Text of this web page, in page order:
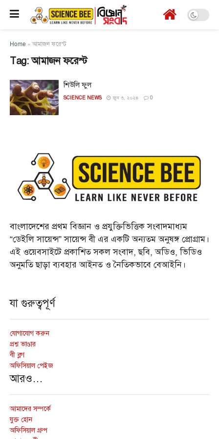
Home »আমাজন ফরেস্ট
Tag:আমাজন ফরেস্ট
শিউলি ফুল
SCIENCE NEWS জুন ৩, ২০২৪ 0
বাংলাদেশের প্রথম বিজ্ঞান ও প্রযুক্তিভিত্তিক সংবাদমাধ্যম
“ডেইলি সায়েন্স” সায়েন্স বী এর একটি অন্যতম অনুষঙ্গ প্রোগ্রাম।
এই ওয়েবসাইটে প্রকাশিত সকল সংবাদ, ছবি, অডিও, ভিডিও
অনুমতি ছাড়া ব্যবহার আইনত ও নৈতিকভাবে বেআইনি।
যা গুরুত্বপূর্ণ
যোগাযোগ করুন
প্রশ্ন ভাণ্ডার
বী ব্লগ
অফিসিয়াল পেইজ
আরও…
আমাদের সম্পর্কে
যুক্ত হোন
অফিসিয়াল গ্রুপ